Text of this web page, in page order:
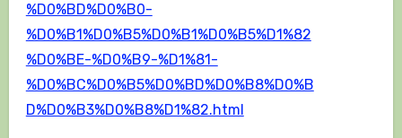
%D0%BD%D0%B0-
%D0%B1%D0%B5%D0%B1%D0%B5%D1%82
%D0%BE-%D0%B9-%D1%81-
%D0%BC%D0%B5%D0%BD%D0%B8%D0%B
D%D0%B3%D0%B8%D1%82.html